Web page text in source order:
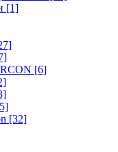
[1]
[6]
[32]